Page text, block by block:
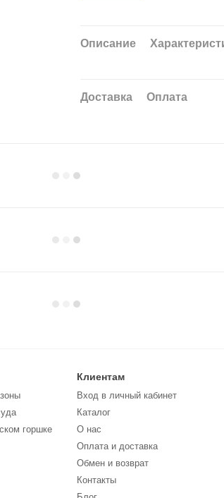
Описание
Доставка Оплата
горшке
Клиентам
Вход в личный кабинет
Каталог
О нас
Оплата и доставка
Обмен и возврат
Контакты